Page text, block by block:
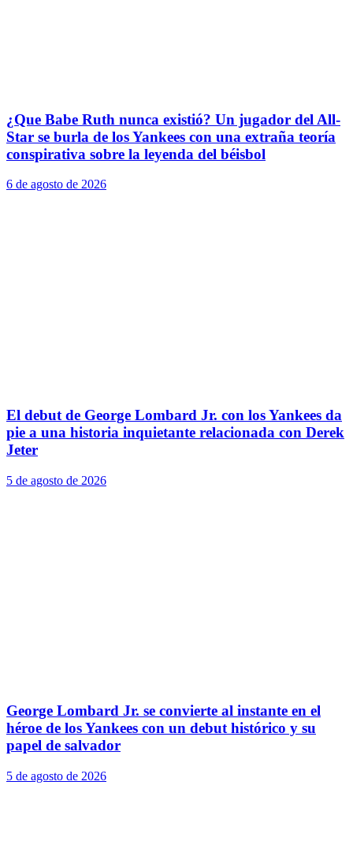
¿Que Babe Ruth nunca existió? Un jugador del All-
Star se burla de los Yankees con una extraña teoría
conspirativa sobre la leyenda del béisbol
6 de agosto de 2026
El debut de George Lombard Jr. con los Yankees da
pie a una historia inquietante relacionada con Derek
Jeter
5 de agosto de 2026
George Lombard Jr. se convierte al instante en el
héroe de los Yankees con un debut histórico y su
papel de salvador
5 de agosto de 2026